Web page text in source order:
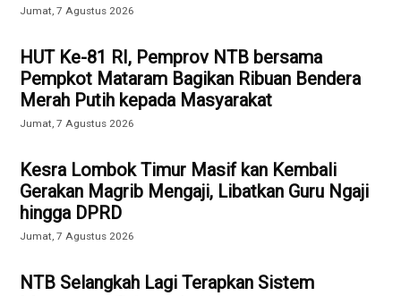
Jumat, 7 Agustus 2026
HUT Ke-81 RI, Pemprov NTB bersama
Pempkot Mataram Bagikan Ribuan Bendera
Merah Putih kepada Masyarakat
Jumat, 7 Agustus 2026
Kesra Lombok Timur Masif kan Kembali
Gerakan Magrib Mengaji, Libatkan Guru Ngaji
hingga DPRD
Jumat, 7 Agustus 2026
NTB Selangkah Lagi Terapkan Sistem